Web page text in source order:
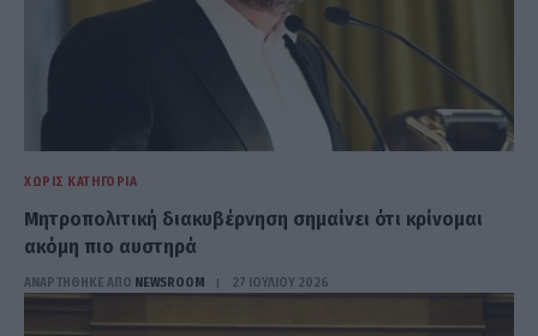
ΧΩΡΊΣ ΚΑΤΗΓΟΡΊΑ
Μητροπολιτική διακυβέρνηση σημαίνει ότι κρίνομαι
ακόμη πιο αυστηρά
ΑΝΑΡΤΗΘΗΚΕ ΑΠΟ NEWSROOM 27 ΙΟΥΛΊΟΥ 2026